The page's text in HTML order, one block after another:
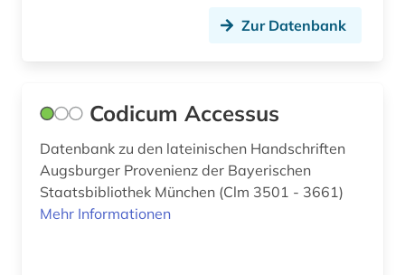
buchgeschichte (2)
buchmalerei (1)
buchwesen (3)
Zur Datenbank
Codicum Accessus
Datenbank zu den lateinischen Handschriften
Augsburger Provenienz der Bayerischen
Staatsbibliothek München (Clm 3501 - 3661)
Mehr Informationen